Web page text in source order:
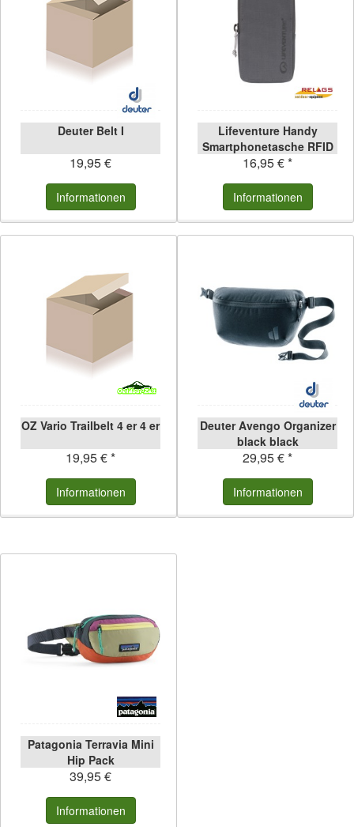
Deuter Belt I
19,95 €
Informationen
Lifeventure Handy
Smartphonetasche RFID
grau grau
16,95 € *
Informationen
OZ Vario Trailbelt 4 er 4 er
19,95 € *
Informationen
Deuter Avengo Organizer
black black
29,95 € *
Informationen
Patagonia Terravia Mini
Hip Pack
39,95 €
Informationen